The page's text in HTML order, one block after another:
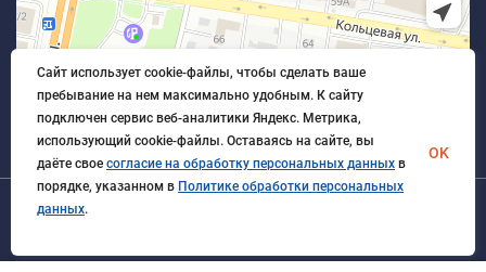
Сайт использует cookie-файлы, чтобы сделать ваше
пребывание на нем максимально удобным. К cайту
подключен сервис веб-аналитики Яндекс. Метрика,
использующий cookie-файлы. Оставаясь на сайте, вы
даёте свое согласие на обработку персональных данных в
порядке, указанном в Политике обработки персональных
данных.
OK